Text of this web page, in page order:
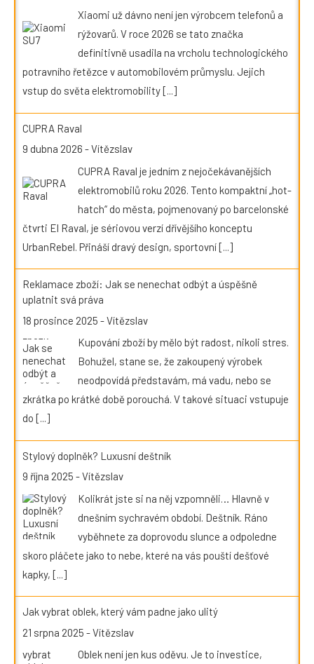
Xiaomi už dávno není jen výrobcem telefonů a
rýžovarů. V roce 2026 se tato značka
definitivně usadila na vrcholu technologického
potravního řetězce v automobilovém průmyslu. Jejich
vstup do světa elektromobility[...]
CUPRA Raval
9 dubna 2026 -Vítězslav
CUPRA Raval je jedním z nejočekávanějších
elektromobilů roku 2026. Tento kompaktní „hot-
hatch“ do města, pojmenovaný po barcelonské
čtvrti El Raval, je sériovou verzí dřívějšího konceptu
UrbanRebel. Přináší dravý design, sportovní[...]
Reklamace zboží: Jak se nenechat odbýt a úspěšně
uplatnit svá práva
18 prosince 2025 -Vítězslav
Kupování zboží by mělo být radost, nikoli stres.
Bohužel, stane se, že zakoupený výrobek
neodpovídá představám, má vadu, nebo se
zkrátka po krátké době porouchá. V takové situaci vstupuje
do [...]
Stylový doplněk? Luxusní deštník
9 října 2025 -Vítězslav
Kolikrát jste si na něj vzpomněli… Hlavně v
dnešním sychravém období. Deštník. Ráno
vyběhnete za doprovodu slunce a odpoledne
skoro pláčete jako to nebe, které na vás pouští dešťové
kapky, [...]
Jak vybrat oblek, který vám padne jako ulitý
21 srpna 2025 -Vítězslav
Oblek není jen kus oděvu. Je to investice,